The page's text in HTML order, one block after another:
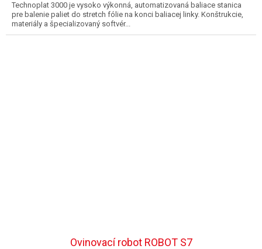
Technoplat 3000 je vysoko výkonná, automatizovaná baliace stanica
pre balenie paliet do stretch fólie na konci baliacej linky. Konštrukcie,
materiály a špecializovaný softvér...
Ovinovací robot ROBOT S7